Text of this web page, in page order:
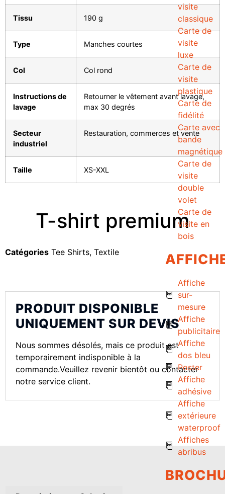
visite
classique
Carte de
visite
luxe
Carte de
visite
plastique
Carte de
fidélité
Carte avec
bande
magnétique
Carte de
visite
double
volet
Carte de
visite en
bois
Affiche
sur-
mesure
Affiche
publicitaire
Affiche
dos bleu
Poster
Affiche
adhésive
Affiche
extérieure
waterproof
Affiches
abribus
Tissu 190 g
Type Manches courtes
Col Col rond
Instructions de
lavage
Retourner le vêtement avant lavage,
max 30 degrés
Secteur
industriel
Restauration, commerces et vente
Taille XS-XXL
T-shirt premium
Catégories Tee Shirts, Textile
PRODUIT DISPONIBLE
UNIQUEMENT SUR DEVIS
Nous sommes désolés, mais ce produit est
temporairement indisponible à la
commande.Veuillez revenir bientôt ou contacter
notre service client.